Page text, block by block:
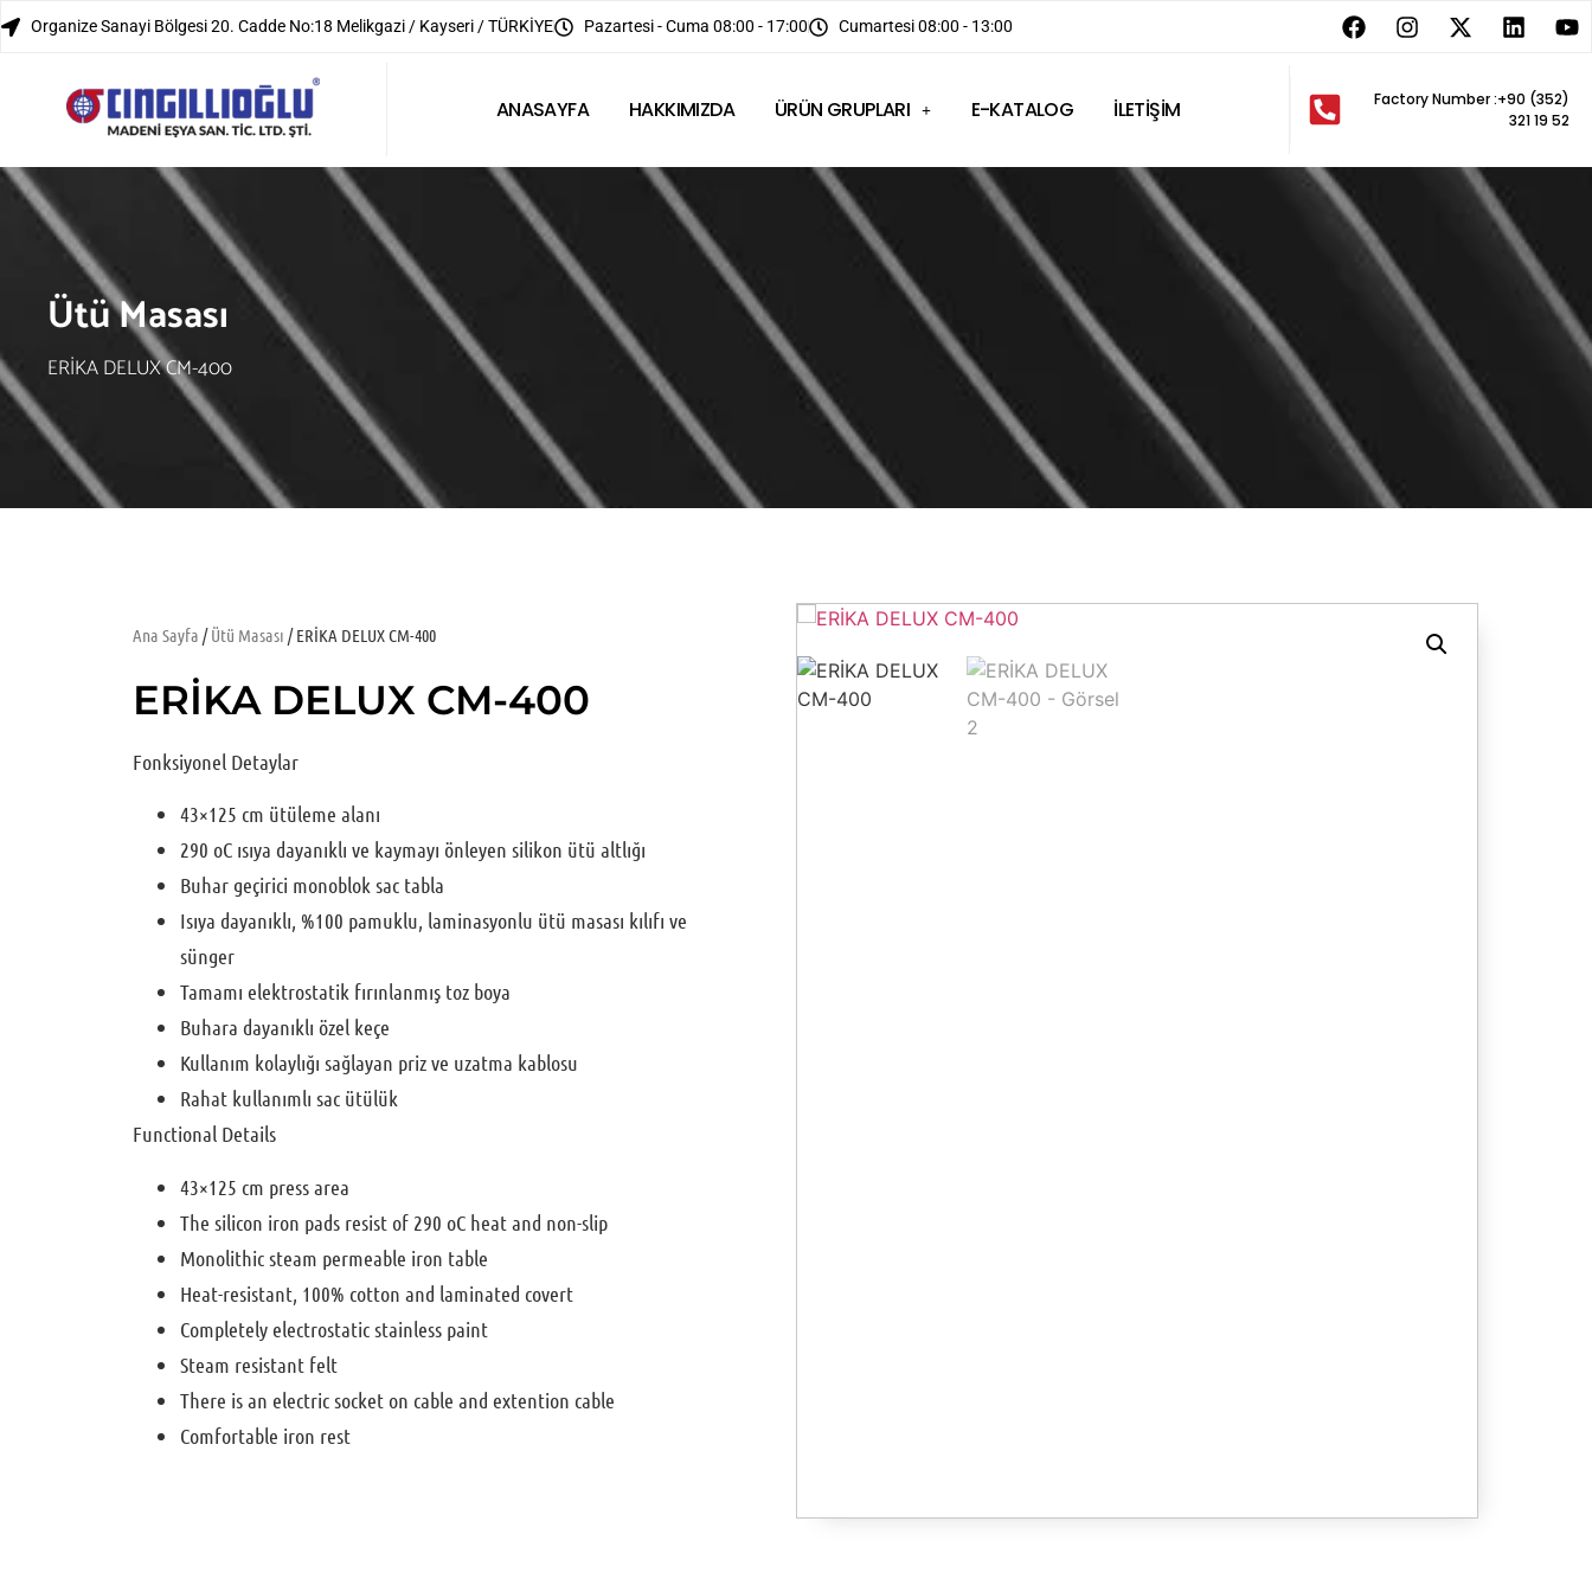
Organize Sanayi Bölgesi 20. Cadde No:18 Melikgazi / Kayseri / TÜRKİYE Pazartesi - Cuma 08:00 - 17:00 Cumartesi 08:00 - 13:00
ANASAYFA HAKKIMIZDA ÜRÜN GRUPLARI E-KATALOG İLETIŞIM
Factory Number :+90 (352)
321 19 52
Ütü Masası
ERİKA DELUX CM-400
Ana Sayfa /Ütü Masası / ERİKA DELUX CM-400
ERİKA DELUX CM-400
Fonksiyonel Detaylar
43×125 cm ütüleme alanı
290 oC ısıya dayanıklı ve kaymayı önleyen silikon ütü altlığı
Buhar geçirici monoblok sac tabla
Isıya dayanıklı, %100 pamuklu, laminasyonlu ütü masası kılıfı ve
sünger
Tamamı elektrostatik fırınlanmış toz boya
Buhara dayanıklı özel keçe
Kullanım kolaylığı sağlayan priz ve uzatma kablosu
Rahat kullanımlı sac ütülük
Functional Details
43×125 cm press area
The silicon iron pads resist of 290 oC heat and non-slip
Monolithic steam permeable iron table
Heat-resistant, 100% cotton and laminated covert
Completely electrostatic stainless paint
Steam resistant felt
There is an electric socket on cable and extention cable
Comfortable iron rest